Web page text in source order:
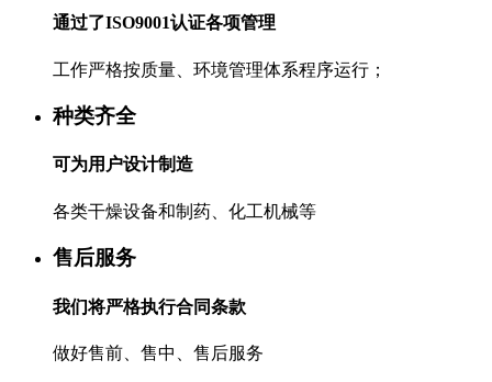
通过了ISO9001认证各项管理
工作严格按质量、环境管理体系程序运行；
种类齐全
可为用户设计制造
各类干燥设备和制药、化工机械等
售后服务
我们将严格执行合同条款
做好售前、售中、售后服务